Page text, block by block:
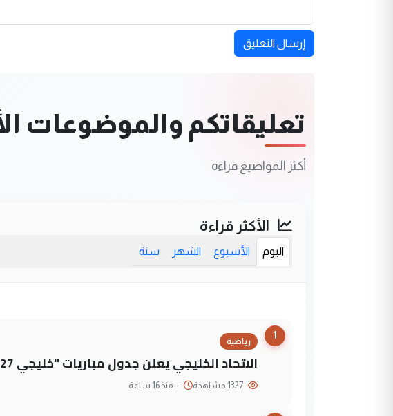
إرسال التعليق
تعليقاتكم والموضوعات
أكثر المواضيع قراءة
الأكثر قراءة
اليوم الأسبوع الشهر سنة
1
رياضية
الاتحاد الخليجي يعلن جدول مباريات "خليجي 27" وأولى مواجهات العراق
--منذ 16 ساعة